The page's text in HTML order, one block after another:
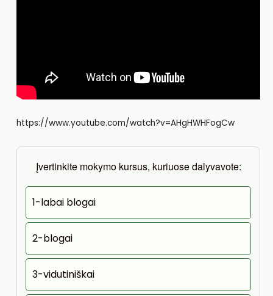
https://www.youtube.com/watch?v=AHgHWHFogCw
Įvertinkite mokymo kursus, kuriuose dalyvavote:
1-labai blogai
2-blogai
3-vidutiniškai